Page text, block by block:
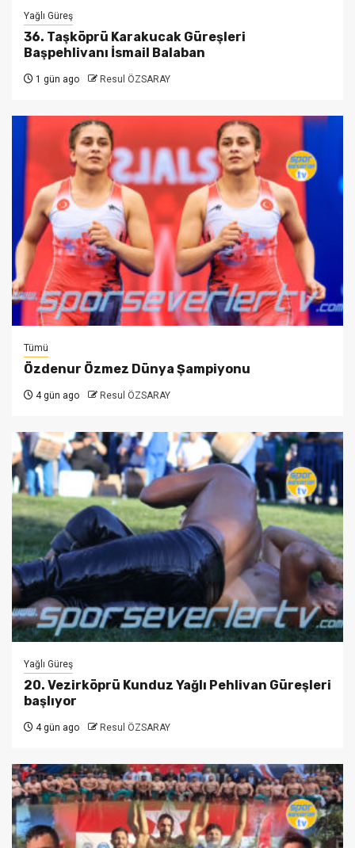
Yağlı Güreş
36. Taşköprü Karakucak Güreşleri
Başpehlivanı İsmail Balaban
1 gün ago Resul ÖZSARAY
Tümü
Özdenur Özmez Dünya Şampiyonu
4 gün ago Resul ÖZSARAY
Yağlı Güreş
20. Vezirköprü Kunduz Yağlı Pehlivan Güreşleri
başlıyor
4 gün ago Resul ÖZSARAY